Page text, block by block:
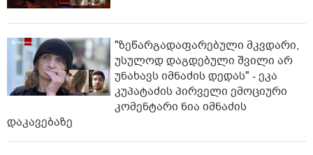
"ზეწარგადაფარებული მკვდარი,
უსულოდ დაგდებული შვილი არ
უნახავს იმნაძის დედას" - ეკა
კუპატაძის პირველი ემოციური
კომენტარი ნია იმნაძის
დაკავებაზე